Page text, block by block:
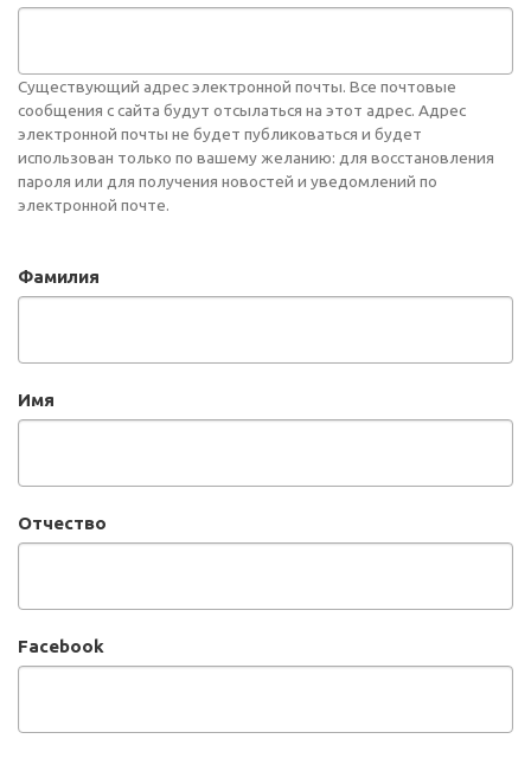
Существующий адрес электронной почты. Все почтовые
сообщения с сайта будут отсылаться на этот адрес. Адрес
электронной почты не будет публиковаться и будет
использован только по вашему желанию: для восстановления
пароля или для получения новостей и уведомлений по
электронной почте.
Фамилия
Имя
Отчество
Facebook